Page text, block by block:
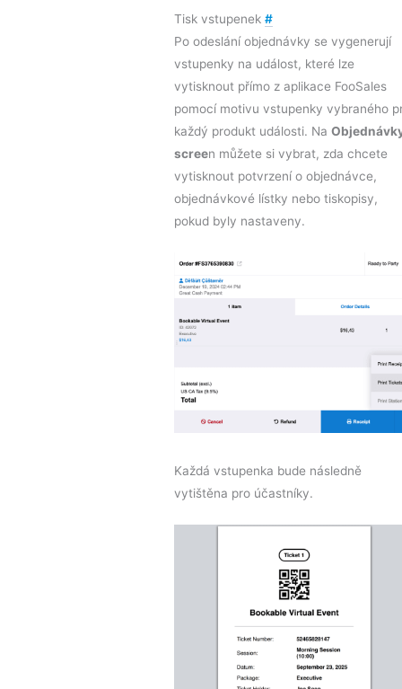
Tisk vstupenek #
Po odeslání objednávky se vygenerují
vstupenky na událost, které lze
vytisknout přímo z aplikace FooSales
pomocí motivu vstupenky vybraného
každý produkt události. Na
screen můžete si vybrat, zda chcete
vytisknout potvrzení o objednávce,
objednávkové lístky nebo tiskopisy,
pokud byly nastaveny.
Každá vstupenka bude následně
vytištěna pro účastníky.